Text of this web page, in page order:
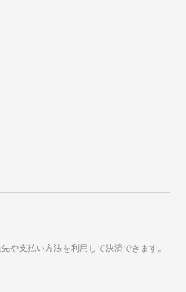
や支払い方法を利用して決済できます。